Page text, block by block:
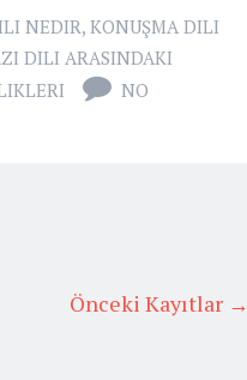
NEDIR, KONUŞMA DILI
DILI ARASINDAKI
NO
Önceki Kayıtlar →